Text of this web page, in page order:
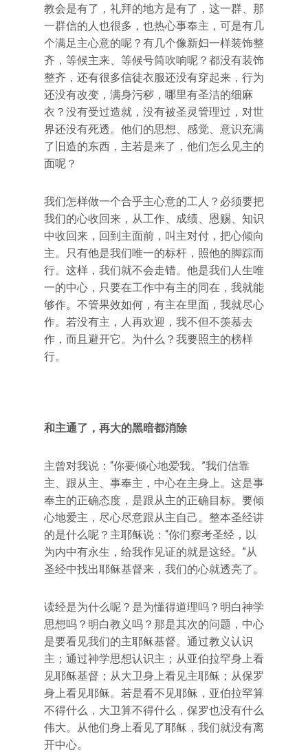
教会是有了，礼拜的地方是有了，这一群、那
一群信的人也很多，也热心事奉主，可是有几
个满足主心意的呢？有几个像新妇一样装饰整
齐，等候主来、等候号筒吹响呢？都没有装饰
整齐，还有很多信徒衣服还没有穿起来，行为
还没有改变，满身污秽，哪里有圣洁的细麻
衣？没有受过造就，没有被圣灵管理过，对世
界还没有死透。他们的思想、感觉、意识充满
了旧造的东西，主若是来了，他们怎么见主的
面呢？
我们怎样做一个合乎主心意的工人？必须要把
我们的心收回来，从工作、成绩、恩赐、知识
中收回来，回到主面前，叫主对付，把心倾向
主。只有他是我们唯一的标杆，照他的脚踪而
行。这样，我们就不会走错。他是我们人生唯
一的中心，只要在工作中有主的同在，我就能
够作。不管果效如何，有主在里面，我就尽心
作。若没有主，人再欢迎，我不但不羡慕去
作，而且避开它。为什么？我要照主的榜样
行。
和主通了，再大的黑暗都消除
主曾对我说：“你要倾心地爱我。”我们信靠
主、跟从主、事奉主，中心在主身上。这是事
奉主的正确态度，是跟从主的正确目标。要倾
心地爱主，尽心尽意跟从主自己。整本圣经讲
的是什么呢？主耶稣说：“你们察考圣经，以
为内中有永生，给我作见证的就是这经。”从
圣经中找出耶稣基督来，我们的心就透亮了。
读经是为什么呢？是为懂得道理吗？明白神学
思想吗？明白教义吗？那是其次的问题，中心
是要看见我们的主耶稣基督。通过教义认识
主；通过神学思想认识主；从亚伯拉罕身上看
见耶稣基督；从大卫身上看见主耶稣；从保罗
身上看见耶稣。若是看不见耶稣，亚伯拉罕算
不得什么，大卫算不得什么，保罗也没有什么
伟大。从他们身上看见了耶稣，我们就没有离
开中心。